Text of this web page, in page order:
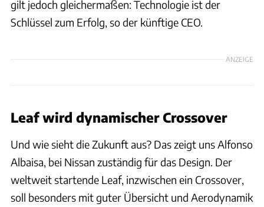
gilt jedoch gleichermaßen: Technologie ist der
Schlüssel zum Erfolg, so der künftige CEO.
ANZEIGE
Leaf wird dynamischer Crossover
Und wie sieht die Zukunft aus? Das zeigt uns Alfonso
Albaisa, bei Nissan zuständig für das Design. Der
weltweit startende Leaf, inzwischen ein Crossover,
soll besonders mit guter Übersicht und Aerodynamik